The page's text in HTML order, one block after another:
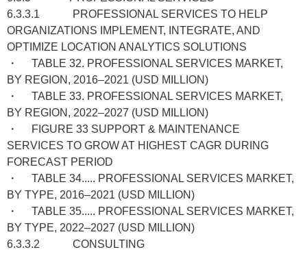
6.3.3.1 PROFESSIONAL SERVICES TO HELP
ORGANIZATIONS IMPLEMENT, INTEGRATE, AND
OPTIMIZE LOCATION ANALYTICS SOLUTIONS
・ TABLE 32. PROFESSIONAL SERVICES MARKET,
BY REGION, 2016–2021 (USD MILLION)
・ TABLE 33. PROFESSIONAL SERVICES MARKET,
BY REGION, 2022–2027 (USD MILLION)
・ FIGURE 33 SUPPORT & MAINTENANCE
SERVICES TO GROW AT HIGHEST CAGR DURING
FORECAST PERIOD
・ TABLE 34..... PROFESSIONAL SERVICES MARKET,
BY TYPE, 2016–2021 (USD MILLION)
・ TABLE 35..... PROFESSIONAL SERVICES MARKET,
BY TYPE, 2022–2027 (USD MILLION)
6.3.3.2 CONSULTING